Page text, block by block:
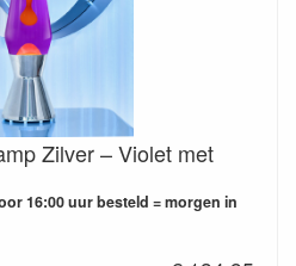
Zilver – Violet met
16:00 uur besteld = morgen in